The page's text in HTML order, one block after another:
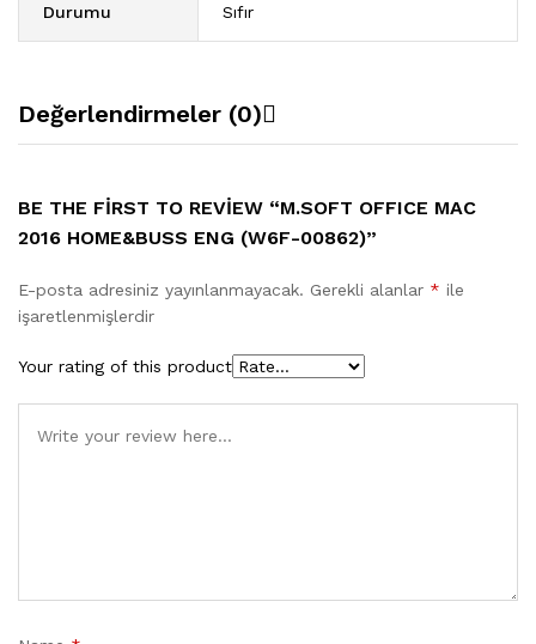
Durumu Sıfır
Değerlendirmeler (0)
BE THE FIRST TO REVIEW “M.SOFT OFFICE MAC
2016 HOME&BUSS ENG (W6F-00862)”
E-posta adresiniz yayınlanmayacak. Gerekli alanlar * ile
işaretlenmişlerdir
Your rating of this product